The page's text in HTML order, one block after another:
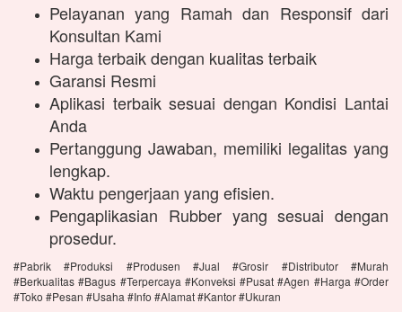
Pelayanan yang Ramah dan Responsif dari
Konsultan Kami
Harga terbaik dengan kualitas terbaik
Garansi Resmi
Aplikasi terbaik sesuai dengan Kondisi Lantai
Anda
Pertanggung Jawaban, memiliki legalitas yang
lengkap.
Waktu pengerjaan yang efisien.
Pengaplikasian Rubber yang sesuai dengan
prosedur.
#Pabrik #Produksi #Produsen #Jual #Grosir #Distributor #Murah
#Berkualitas #Bagus #Terpercaya #Konveksi #Pusat #Agen #Harga #Order
#Toko #Pesan #Usaha #Info #Alamat #Kantor #Ukuran